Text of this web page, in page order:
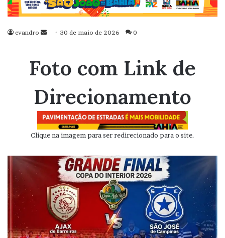
evandro
Mande
mail
30 de maio de 2026 0
Foto com Link de
Direcionamento
Clique na imagem para ser redirecionado para o site.